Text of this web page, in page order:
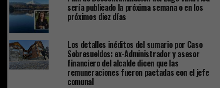
sería publicado la próxima semana o en los
próximos diez días
Los detalles inéditos del sumario por Caso
Sobresueldos: ex-Administrador y asesor
financiero del alcalde dicen que las
remuneraciones fueron pactadas con el jefe
comunal